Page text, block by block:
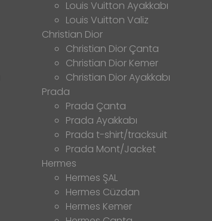
Louis Vuitton Ayakkabı
Louis Vuitton Valiz
Christian Dior
Christian Dior Çanta
Christian Dior Kemer
Christian Dior Ayakkabı
Prada
Prada Çanta
Prada Ayakkabı
Prada t-shirt/tracksuit
Prada Mont/Jacket
Hermes
Hermes ŞAL
Hermes Cüzdan
Hermes Kemer